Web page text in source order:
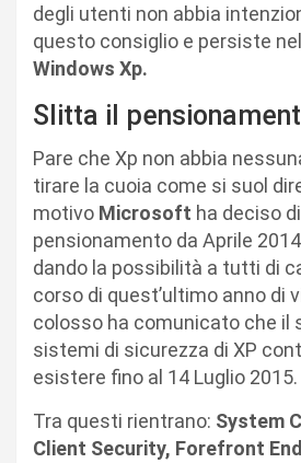
degli utenti non abbia
questo consiglio e persiste
Windows Xp.
Slitta il
Pare che Xp non abbia
tirare la cuoia come si suol
motivo Microsoft ha deciso
pensionamento da Aprile
dando la possibilità a tutti di
corso di quest’ultimo anno di
colosso ha comunicato che il
sistemi di sicurezza di XP
esistere fino al 14 Luglio 2015.
Tra questi rientrano: System
Client Security, Forefront